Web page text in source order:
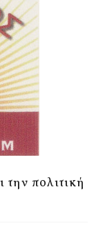
την πολιτική